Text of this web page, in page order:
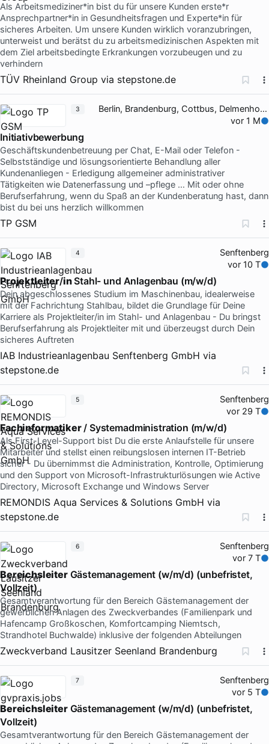
Als Arbeitsmediziner*in bist du für unsere Kunden erste*r
Ansprechpartner*in in Gesundheitsfragen und Experte*in für
sicheres Arbeiten. Um unsere Kunden wirklich voranzubringen,
unterweist und berätst du zu arbeitsmedizinischen Aspekten mit
dem Ziel arbeitsbedingte Erkrankungen vorzubeugen und zu
verhindern
TÜV Rheinland Group via stepstone.de
Berlin, Brandenburg, Cottbus, Delmenhorst
vor 1 M
Initiativbewerbung
Geschäftskundenbetreuung per Chat, E-Mail oder Telefon -
Selbstständige und lösungsorientierte Behandlung aller
Kundenanliegen - Erledigung allgemeiner administrativer
Tätigkeiten wie Datenerfassung und –pflege … Mit oder ohne
Berufserfahrung, wenn du Spaß an der Kundenberatung hast, dann
bist du bei uns herzlich willkommen
TP GSM
3
Senftenberg
vor 10 T
Projektleiter/inStahl- und Anlagenbau (m/w/d)
Dein abgeschlossenes Studium im Maschinenbau, idealerweise
mit der Fachrichtung Stahlbau, bildet die Grundlage für Deine
Karriere als Projektleiter/in im Stahl- und Anlagenbau - Du bringst
Berufserfahrung als Projektleiter mit und überzeugst durch Dein
sicheres Auftreten
IAB Industrieanlagenbau Senftenberg GmbH via
stepstone.de
4
Senftenberg
vor 29 T
Fachinformatiker/ Systemadministration (m/w/d)
Als First-Level-Support bist Du die erste Anlaufstelle für unsere
Mitarbeiter und stellst einen reibungslosen internen IT-Betrieb
sicher - Du übernimmst die Administration, Kontrolle, Optimierung
und den Support von Microsoft-Infrastrukturlösungen wie Active
Directory, Microsoft Exchange und Windows Server
REMONDIS Aqua Services & Solutions GmbH via
stepstone.de
5
Senftenberg
vor 7 T
BereichsleiterGästemanagement (w/m/d) (unbefristet,
Vollzeit)
Gesamtverantwortung für den Bereich Gästemanagement der
gewerblichen Anlagen des Zweckverbandes (Familienpark und
Hafencamp Großkoschen, Komfortcamping Niemtsch,
Strandhotel Buchwalde) inklusive der folgenden Abteilungen
Zweckverband Lausitzer Seenland Brandenburg
6
Senftenberg
vor 5 T
BereichsleiterGästemanagement (w/m/d) (unbefristet,
Vollzeit)
Gesamtverantwortung für den Bereich Gästemanagement der
7